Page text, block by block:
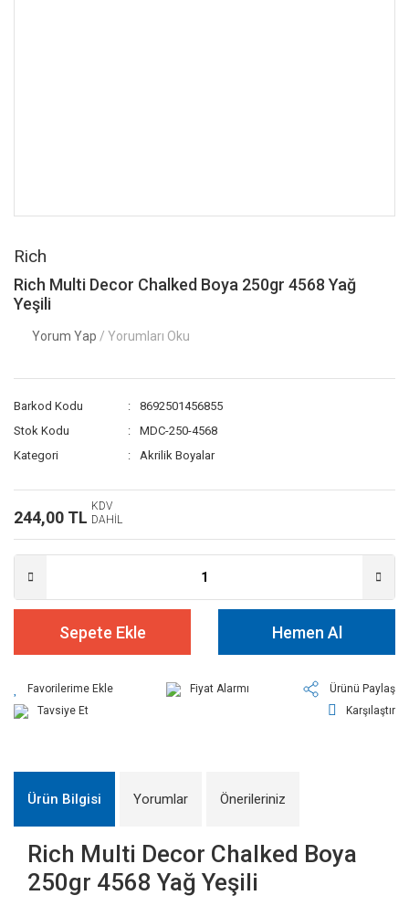
Rich
Rich Multi Decor Chalked Boya 250gr 4568 Yağ
Yeşili
Yorum Yap / Yorumları Oku
Barkod Kodu
8692501456855
Stok Kodu
MDC-250-4568
Kategori
Akrilik Boyalar
244,00 TL
KDV
DAHİL
Sepete Ekle Hemen Al
Fiyat Alarmı
Ürünü Paylaş
Tavsiye Et
Karşılaştır
Ürün Bilgisi Yorumlar Önerileriniz
Rich Multi Decor Chalked Boya
250gr 4568 Yağ Yeşili